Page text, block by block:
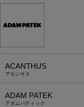
ACANTHUS
アカンサス
ADAM PATEK
アダムパティック